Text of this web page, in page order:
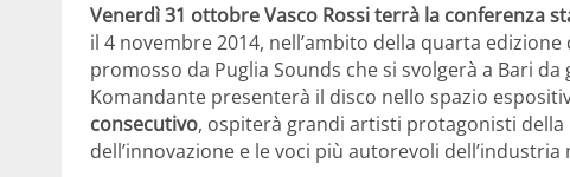
Venerdì 31 ottobre Vasco Rossi terrà la conferenza
il 4 novembre 2014, nell’ambito della quarta edizione
promosso da Puglia Sounds che si svolgerà a Bari
Komandante presenterà il disco nello spazio
consecutivo, ospiterà grandi artisti protagonisti
dell’innovazione e le voci più autorevoli